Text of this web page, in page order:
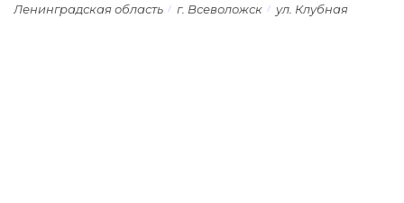
Ленинградская область г. Всеволожск ул. Клубная